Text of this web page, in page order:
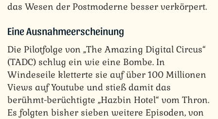
das Wesen der Postmoderne besser verkörpert.
Eine Ausnahmeerscheinung
Die Pilotfolge von „The Amazing Digital Circus“
(TADC) schlug ein wie eine Bombe. In
Windeseile kletterte sie auf über 100 Millionen
Views auf Youtube und stieß damit das
berühmt-berüchtigte „Hazbin Hotel“ vom Thron.
Es folgten bisher sieben weitere Episoden, von